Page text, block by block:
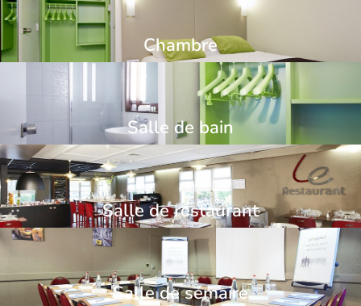
Chambre
Salle de bain
Salle de restaurant
Salle de sémaire